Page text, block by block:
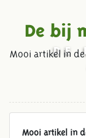
DE
De bij
Mooi artikel in
Mooi artikel in